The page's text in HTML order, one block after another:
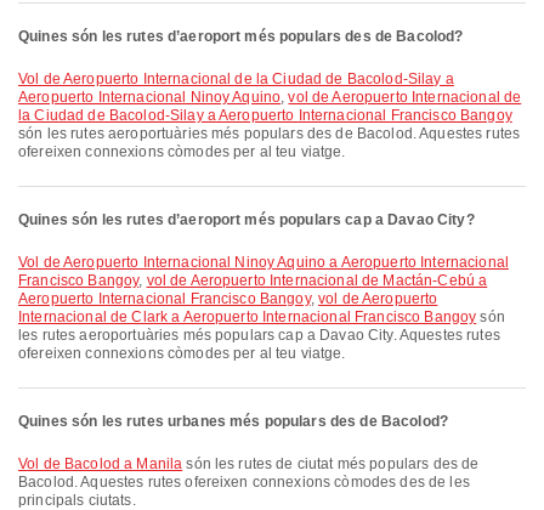
Quines són les rutes d’aeroport més populars des de Bacolod?
vol de Aeropuerto Internacional de la Ciudad de Bacolod-Silay a
Aeropuerto Internacional Ninoy Aquino,vol de Aeropuerto Internacional de
la Ciudad de Bacolod-Silay a Aeropuerto Internacional Francisco Bangoy
són les rutes aeroportuàries més populars des de Bacolod. Aquestes rutes
ofereixen connexions còmodes per al teu viatge.
Quines són les rutes d’aeroport més populars cap a Davao City?
vol de Aeropuerto Internacional Ninoy Aquino a Aeropuerto Internacional
Francisco Bangoy, vol de Aeropuerto Internacional de Mactán-Cebú a
Aeropuerto Internacional Francisco Bangoy,vol de Aeropuerto
Internacional de Clark a Aeropuerto Internacional Francisco Bangoy són
les rutes aeroportuàries més populars cap a Davao City. Aquestes rutes
ofereixen connexions còmodes per al teu viatge.
Quines són les rutes urbanes més populars des de Bacolod?
vol de Bacolod a Manila són les rutes de ciutat més populars des de
Bacolod. Aquestes rutes ofereixen connexions còmodes des de les
principals ciutats.